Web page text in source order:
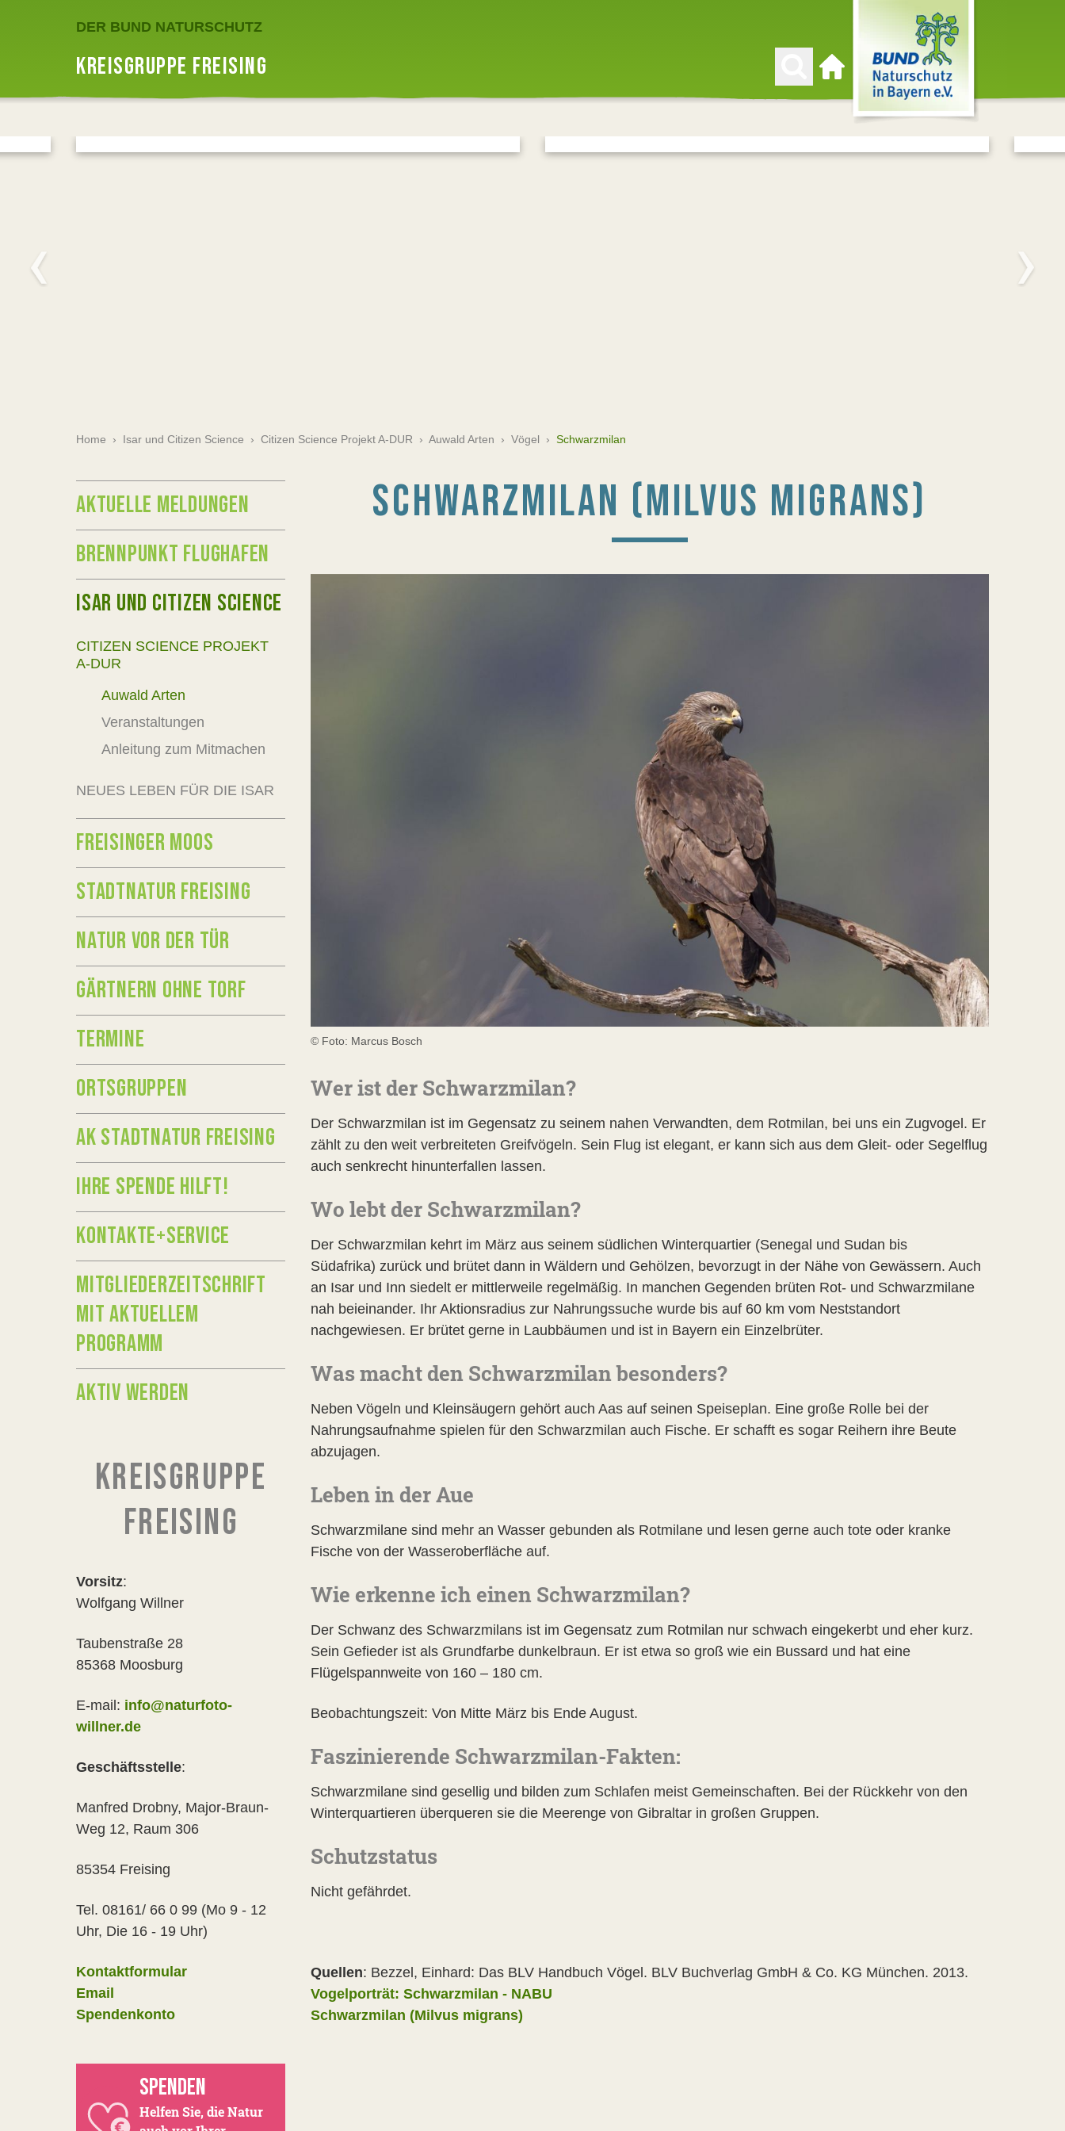
DER BUND NATURSCHUTZ
KREISGRUPPE FREISING
Zur Startseite
Home › Isar und Citizen Science › Citizen Science Projekt A-DUR › Auwald Arten › Vögel › Schwarzmilan
SCHWARZMILAN (MILVUS MIGRANS)
© Foto: Marcus Bosch
Wer ist der Schwarzmilan?
Der Schwarzmilan ist im Gegensatz zu seinem nahen Verwandten, dem Rotmilan, bei uns ein Zugvogel. Er
zählt zu den weit verbreiteten Greifvögeln. Sein Flug ist elegant, er kann sich aus dem Gleit- oder Segelflug
auch senkrecht hinunterfallen lassen.
Wo lebt der Schwarzmilan?
Der Schwarzmilan kehrt im März aus seinem südlichen Winterquartier (Senegal und Sudan bis
Südafrika) zurück und brütet dann in Wäldern und Gehölzen, bevorzugt in der Nähe von Gewässern. Auch
an Isar und Inn siedelt er mittlerweile regelmäßig. In manchen Gegenden brüten Rot- und Schwarzmilane
nah beieinander. Ihr Aktionsradius zur Nahrungssuche wurde bis auf 60 km vom Neststandort
nachgewiesen. Er brütet gerne in Laubbäumen und ist in Bayern ein Einzelbrüter.
Was macht den Schwarzmilan besonders?
Neben Vögeln und Kleinsäugern gehört auch Aas auf seinen Speiseplan. Eine große Rolle bei der
Nahrungsaufnahme spielen für den Schwarzmilan auch Fische. Er schafft es sogar Reihern ihre Beute
abzujagen.
Leben in der Aue
Schwarzmilane sind mehr an Wasser gebunden als Rotmilane und lesen gerne auch tote oder kranke
Fische von der Wasseroberfläche auf.
Wie erkenne ich einen Schwarzmilan?
Der Schwanz des Schwarzmilans ist im Gegensatz zum Rotmilan nur schwach eingekerbt und eher kurz.
Sein Gefieder ist als Grundfarbe dunkelbraun. Er ist etwa so groß wie ein Bussard und hat eine
Flügelspannweite von 160 – 180 cm.
Beobachtungszeit: Von Mitte März bis Ende August.
Faszinierende Schwarzmilan-Fakten:
Schwarzmilane sind gesellig und bilden zum Schlafen meist Gemeinschaften. Bei der Rückkehr von den
Winterquartieren überqueren sie die Meerenge von Gibraltar in großen Gruppen.
Schutzstatus
Nicht gefährdet.
Quellen: Bezzel, Einhard: Das BLV Handbuch Vögel. BLV Buchverlag GmbH & Co. KG München. 2013.
Vogelporträt: Schwarzmilan - NABU
Schwarzmilan (Milvus migrans)
AKTUELLE MELDUNGEN
BRENNPUNKT FLUGHAFEN
ISAR UND CITIZEN SCIENCE
CITIZEN SCIENCE PROJEKT
A-DUR
Auwald Arten
Veranstaltungen
Anleitung zum Mitmachen
NEUES LEBEN FÜR DIE ISAR
FREISINGER MOOS
STADTNATUR FREISING
NATUR VOR DER TÜR
GÄRTNERN OHNE TORF
TERMINE
ORTSGRUPPEN
AK STADTNATUR FREISING
IHRE SPENDE HILFT!
KONTAKTE+SERVICE
MITGLIEDERZEITSCHRIFT
MIT AKTUELLEM
PROGRAMM
AKTIV WERDEN
KREISGRUPPE
FREISING
Vorsitz:
Wolfgang Willner
Taubenstraße 28
85368 Moosburg
E-mail: info@naturfoto-
willner.de
Geschäftsstelle:
Manfred Drobny, Major-Braun-
Weg 12, Raum 306
85354 Freising
Tel. 08161/ 66 0 99 (Mo 9 - 12
Uhr, Die 16 - 19 Uhr)
Kontaktformular
Email
Spendenkonto
SPENDEN
Helfen Sie, die Natur